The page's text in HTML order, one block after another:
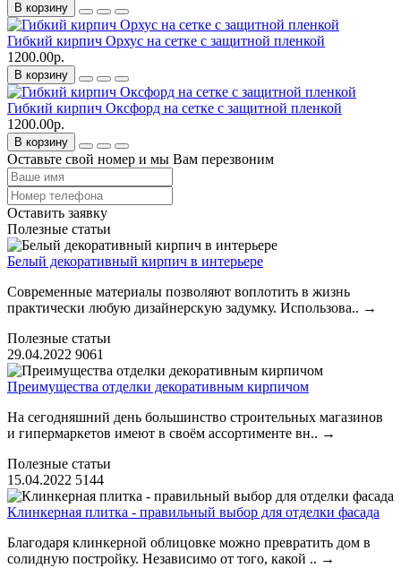
В корзину
Гибкий кирпич Орхус на сетке с защитной пленкой
1200.00р.
В корзину
Гибкий кирпич Оксфорд на сетке с защитной пленкой
1200.00р.
В корзину
Оставьте свой номер и мы Вам перезвоним
Оставить заявку
Полезные статьи
Белый декоративный кирпич в интерьере
Современные материалы позволяют воплотить в жизнь
практически любую дизайнерскую задумку. Использова.. →
Полезные статьи
29.04.2022 9061
Преимущества отделки декоративным кирпичом
На сегодняшний день большинство строительных магазинов
и гипермаркетов имеют в своём ассортименте вн.. →
Полезные статьи
15.04.2022 5144
Клинкерная плитка - правильный выбор для отделки фасада
Благодаря клинкерной облицовке можно превратить дом в
солидную постройку. Независимо от того, какой .. →